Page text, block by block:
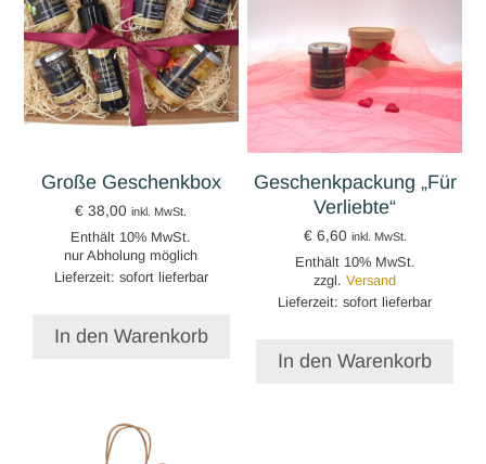
Große Geschenkbox
€ 38,00 inkl. MwSt.
Enthält 10% MwSt.
nur Abholung möglich
Lieferzeit: sofort lieferbar
In den Warenkorb
Geschenkpackung „Für
Verliebte“
€6,60 inkl. MwSt.
Enthält 10% MwSt.
zzgl.Versand
Lieferzeit: sofort lieferbar
In den Warenkorb